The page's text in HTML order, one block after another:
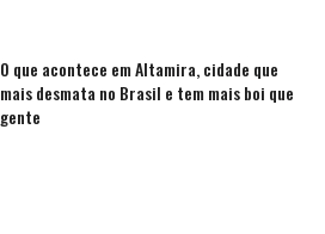
O que acontece em Altamira, cidade que
mais desmata no Brasil e tem mais boi que
gente